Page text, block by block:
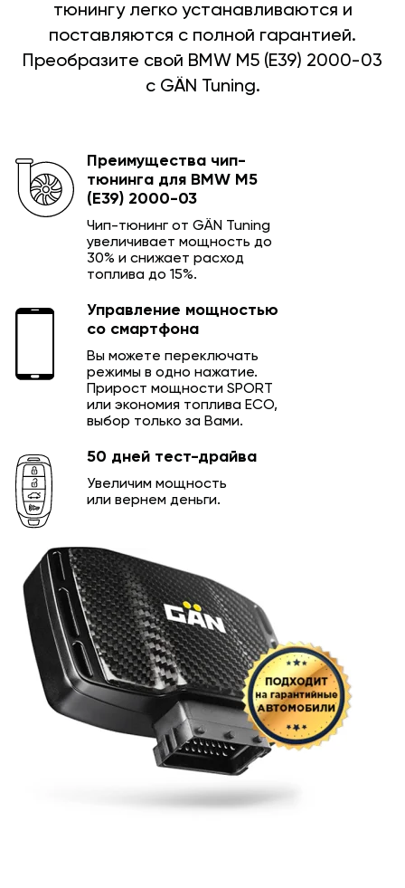
тюнингу легко устанавливаются и
поставляются с полной гарантией.
Преобразите свой BMW M5 (E39) 2000-03
с GÄN Tuning.
Преимущества чип-
тюнинга для BMW M5
(E39) 2000-03
Чип-тюнинг от GÄN Tuning
увеличивает мощность до
30% и снижает расход
топлива до 15%.
Управление мощностью
со смартфона
Вы можете переключать
режимы в одно нажатие.
Прирост мощности SPORT
или экономия топлива ECO,
выбор только за Вами.
50 дней тест-драйва
Увеличим мощность
или вернем деньги.